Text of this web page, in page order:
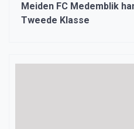
Meiden FC Medemblik
Tweede Klasse